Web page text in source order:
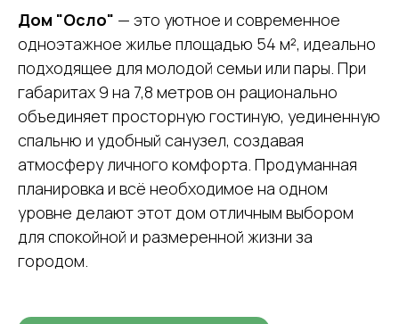
Дом "Осло" — это уютное и современное
одноэтажное жилье площадью 54 м², идеально
подходящее для молодой семьи или пары. При
габаритах 9 на 7,8 метров он рационально
объединяет просторную гостиную, уединенную
спальню и удобный санузел, создавая
атмосферу личного комфорта. Продуманная
планировка и всё необходимое на одном
уровне делают этот дом отличным выбором
для спокойной и размеренной жизни за
городом.